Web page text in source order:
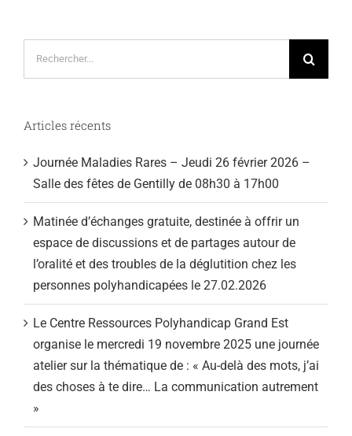
Articles récents
Journée Maladies Rares – Jeudi 26 février 2026 –
Salle des fêtes de Gentilly de 08h30 à 17h00
Matinée d’échanges gratuite, destinée à offrir un
espace de discussions et de partages autour de
l’oralité et des troubles de la déglutition chez les
personnes polyhandicapées le 27.02.2026
Le Centre Ressources Polyhandicap Grand Est
organise le mercredi 19 novembre 2025 une journée
atelier sur la thématique de : « Au-delà des mots, j’ai
des choses à te dire… La communication autrement
»